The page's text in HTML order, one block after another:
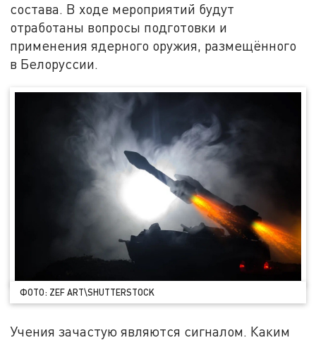
состава. В ходе мероприятий будут
отработаны вопросы подготовки и
применения ядерного оружия, размещённого
в Белоруссии.
ФОТО: ZEF ART\SHUTTERSTOCK
Учения зачастую являются сигналом. Каким